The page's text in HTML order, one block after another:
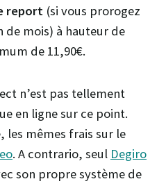
report (si vous prorogez
mois) à hauteur de
de 11,90€.
n’est pas tellement
en ligne sur ce point.
les mêmes frais sur le
. A contrario, seul Degiro
son propre système de